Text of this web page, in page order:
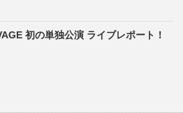
初の単独公演 ライブレポート！